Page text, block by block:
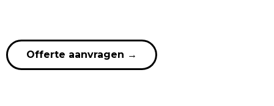
Offerte aanvragen →